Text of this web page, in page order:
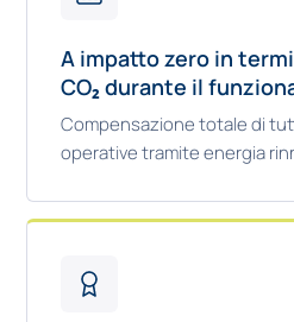
A impatto zero in
CO₂ durante il
Compensazione totale di
operative tramite energia